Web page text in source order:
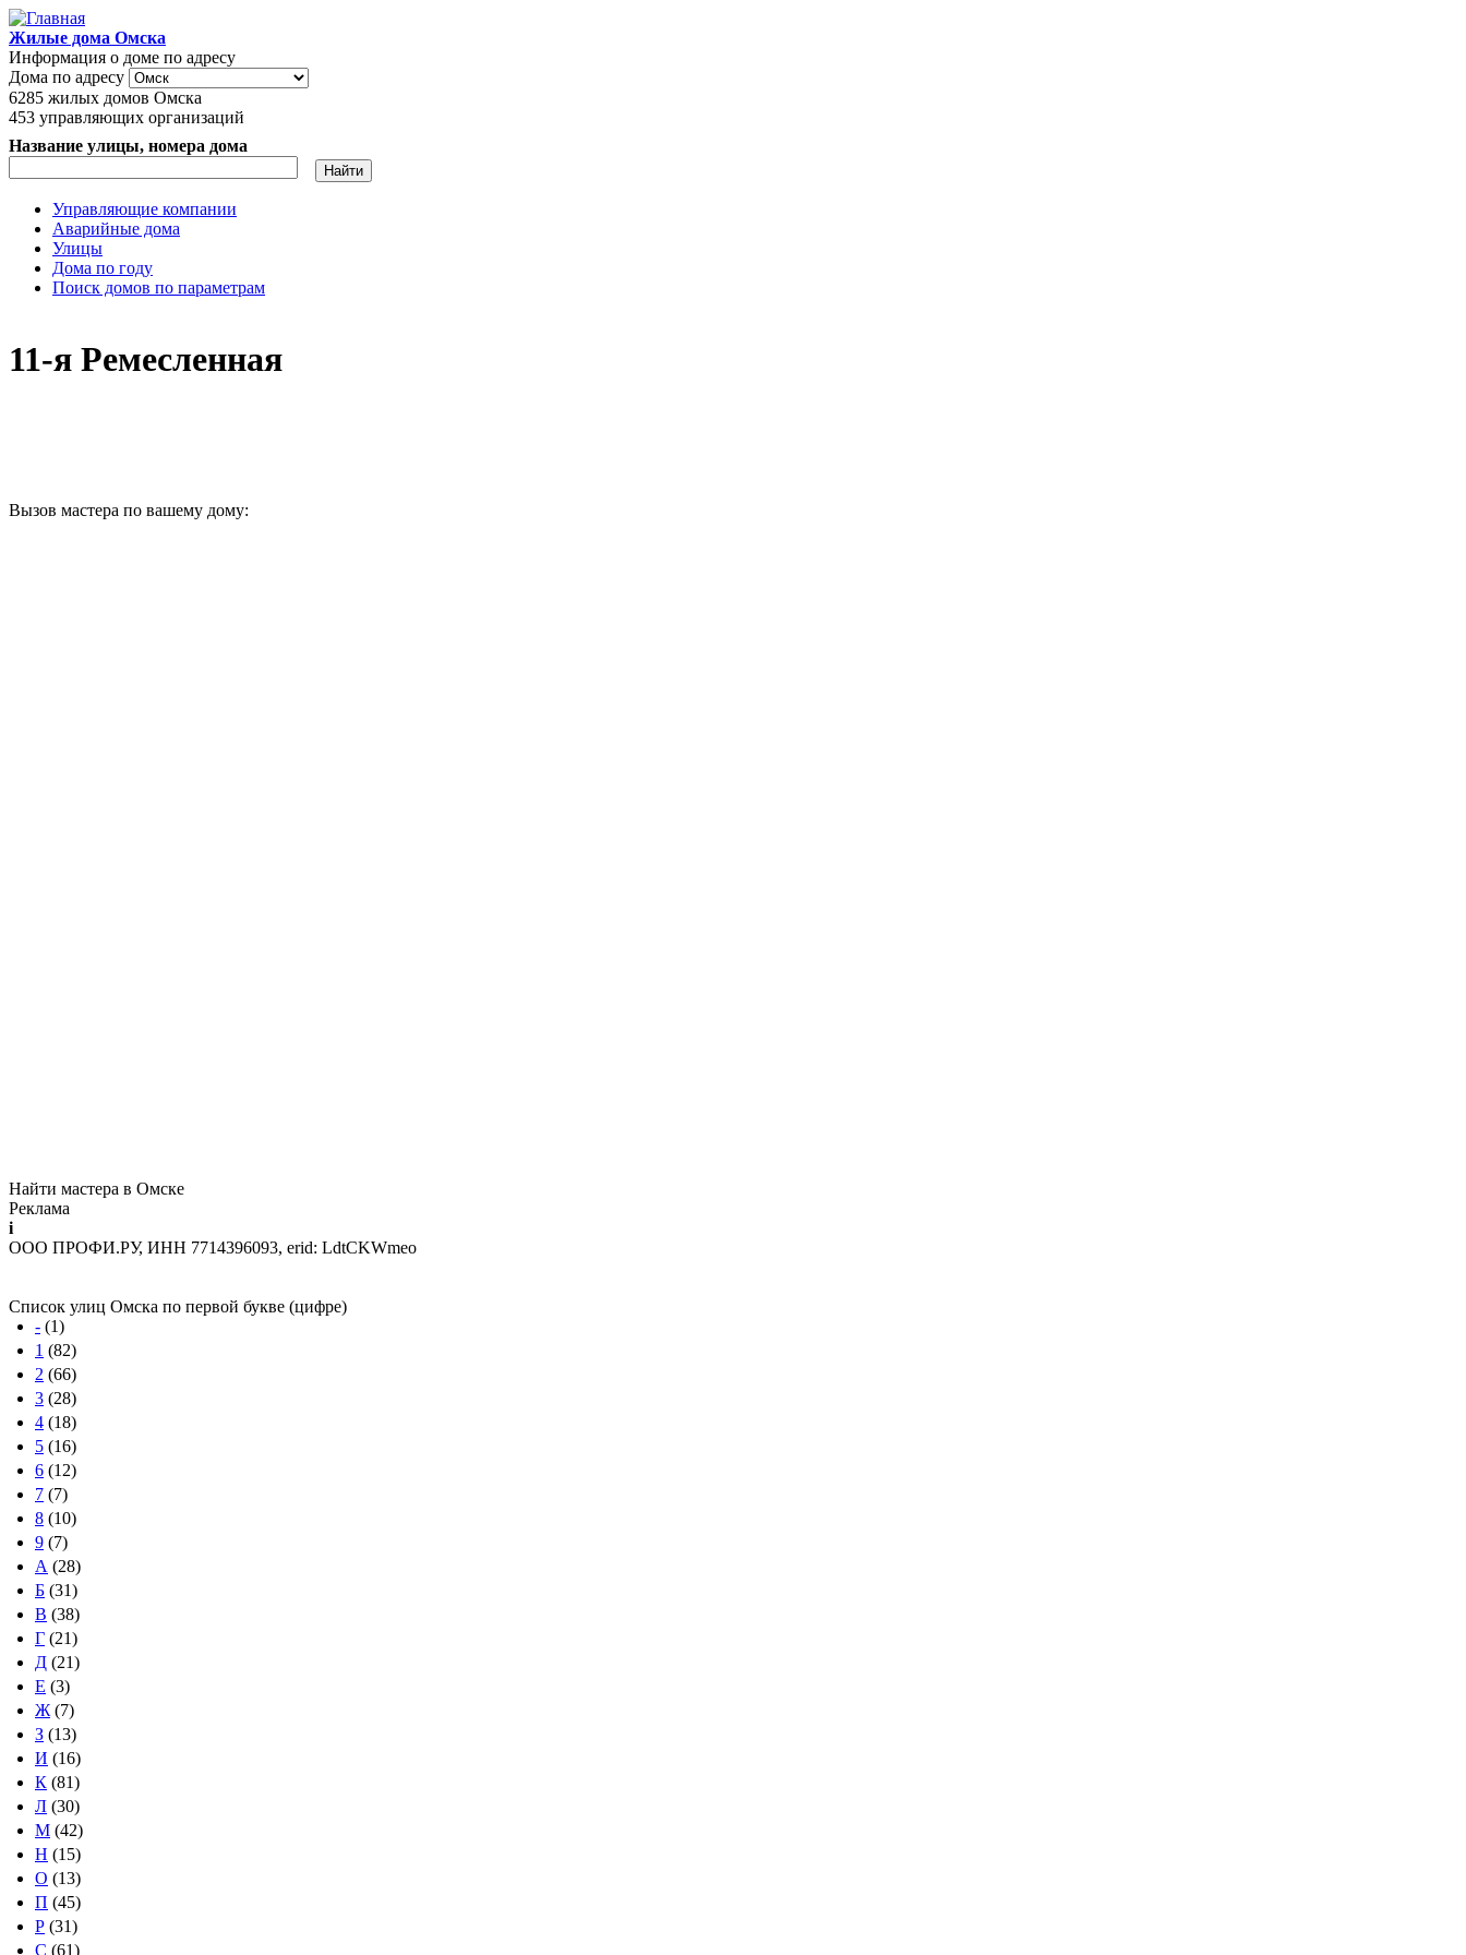
Перейти к основному содержанию
Жилые дома Омска
Информация о доме по адресу
Дома по адресу
6285 жилых домов Омска
453 управляющих организаций
Название улицы, номера дома
Главное меню
Управляющие компании
Аварийные дома
Улицы
Дома по году
Поиск домов по параметрам
11-я Ремесленная
Вызов мастера по вашему дому:
Найти мастера в Омске
Реклама
i
ООО ПРОФИ.РУ, ИНН 7714396093, erid: LdtCKWmeo
Список улиц Омска по первой букве (цифре)
- (1)
1 (82)
2 (66)
3 (28)
4 (18)
5 (16)
6 (12)
7 (7)
8 (10)
9 (7)
А (28)
Б (31)
В (38)
Г (21)
Д (21)
Е (3)
Ж (7)
З (13)
И (16)
К (81)
Л (30)
М (42)
Н (15)
О (13)
П (45)
Р (31)
С (61)